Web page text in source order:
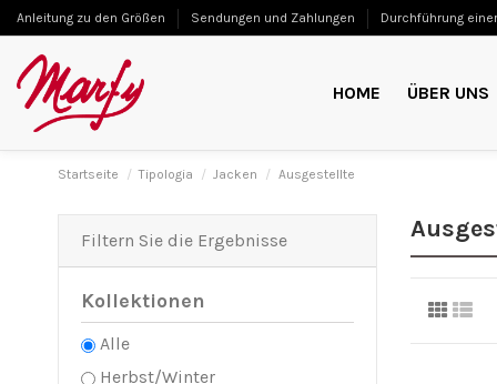
Anleitung zu den Größen Sendungen und Zahlungen Durchführung
HOME ÜBER UNS
Startseite Tipologia Jacken Ausgestellte
Filtern Sie die Ergebnisse
Kollektionen
Alle
Herbst/Winter